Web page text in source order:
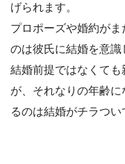
げられます。
プロポーズや婚約が
のは彼氏に結婚を意識
結婚前提ではなくて
が、それなりの年齢
るのは結婚がチラつい